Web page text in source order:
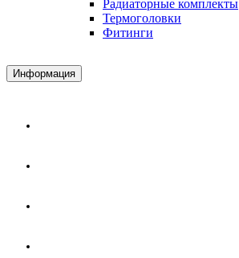
Радиаторные комплекты
Термоголовки
Фитинги
Информация